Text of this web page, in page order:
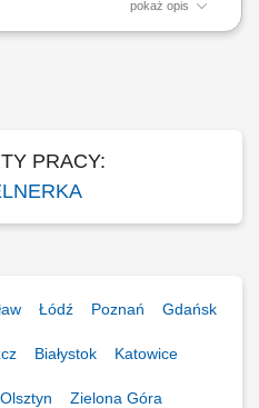
pokaż opis
zgodnie z ustalonymi
PRACY:
Łódź Poznań Gdańsk
Białystok Katowice
Olsztyn Zielona Góra